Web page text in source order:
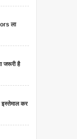
ला
जरूरी है
इस्तेमाल कर